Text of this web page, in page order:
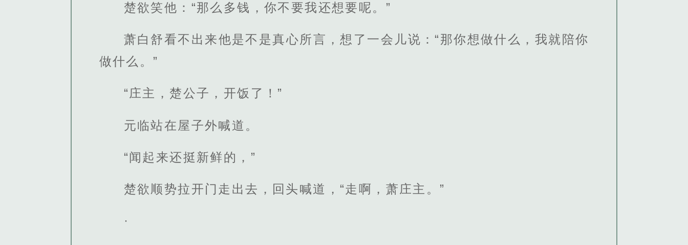
楚欲笑他：“那么多钱，你不要我还想要呢。”
萧白舒看不出来他是不是真心所言，想了一会儿说：“那你想做什么，我就陪你
做什么。”
“庄主，楚公子，开饭了！”
元临站在屋子外喊道。
“闻起来还挺新鲜的，”
楚欲顺势拉开门走出去，回头喊道，“走啊，萧庄主。”
·